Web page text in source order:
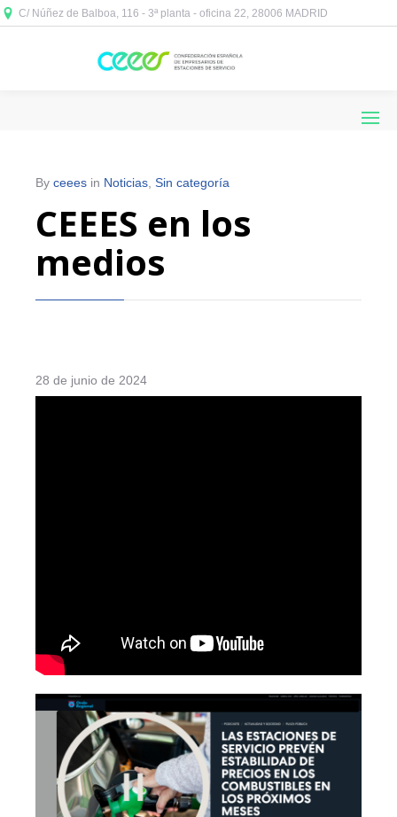
C/ Núñez de Balboa, 116 - 3ª planta - oficina 22, 28006 MADRID
By ceees in Noticias Sin categoría
CEEES en los
medios
28 de junio de 2024